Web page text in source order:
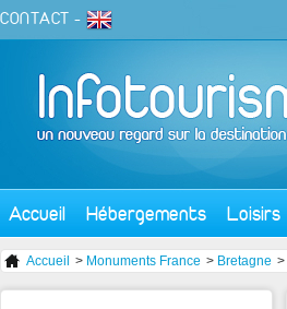
CONTACT -
Accueil Hébergements Loisirs
Accueil > Monuments France > Bretagne >